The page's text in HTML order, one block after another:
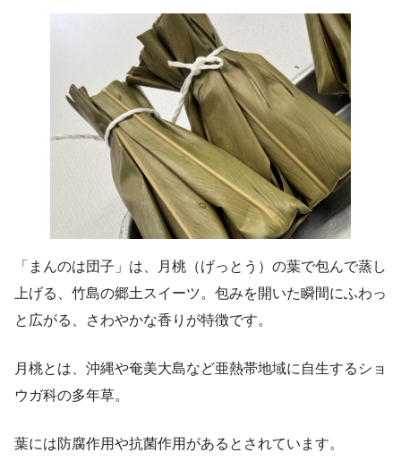
「まんのは団子」は、月桃（げっとう）の葉で包んで蒸し
上げる、竹島の郷土スイーツ。包みを開いた瞬間にふわっ
と広がる、さわやかな香りが特徴です。
月桃とは、沖縄や奄美大島など亜熱帯地域に自生するショ
ウガ科の多年草。
葉には防腐作用や抗菌作用があるとされています。